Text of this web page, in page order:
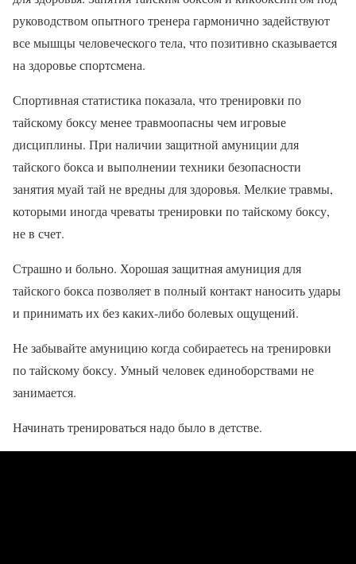
руководством опытного тренера гармонично задействуют
все мышцы человеческого тела, что позитивно сказывается
на здоровье спортсмена.
Спортивная статистика показала, что тренировки по
тайскому боксу менее травмоопасны чем игровые
дисциплины. При наличии защитной амуниции для
тайского бокса и выполнении техники безопасности
занятия муай тай не вредны для здоровья. Мелкие травмы,
которыми иногда чреваты тренировки по тайскому боксу,
не в счет.
Страшно и больно. Хорошая защитная амуниция для
тайского бокса позволяет в полный контакт наносить удары
и принимать их без каких-либо болевых ощущений.
Не забывайте амуницию когда собираетесь на тренировки
по тайскому боксу. Умный человек единоборствами не
занимается.
Начинать тренироваться надо было в детстве.